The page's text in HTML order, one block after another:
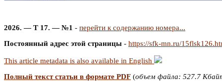
2026. — Т 17. — №1 - перейти к содержанию номера...
Постоянный адрес этой страницы - https://sfk-mn.ru/
This article metadata is also available in English
Полный текст статьи в формате PDF (объем файла: 527.7